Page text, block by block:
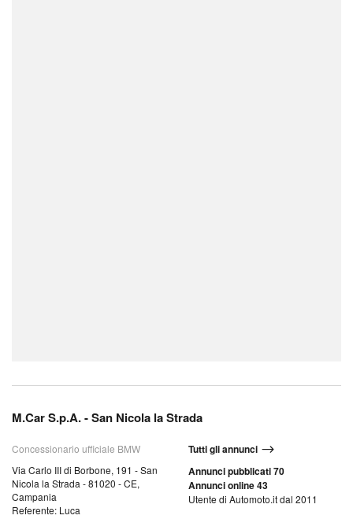
M.Car S.p.A. - San Nicola la Strada
Concessionario ufficiale BMW
Via Carlo III di Borbone, 191 - San
Nicola la Strada - 81020 - CE,
Campania
Referente: Luca
Tutti gli annunci
Annunci pubblicati 70
Annunci online 43
Utente di Automoto.it dal 2011